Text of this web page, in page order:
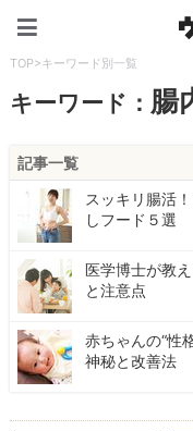
TOP>キーワード別一覧
キーワード： 腸
記事一覧
スッキリ腸活
しフード５選
医学博士が教
と注意点
赤ちゃんの“性
神秘と改善法